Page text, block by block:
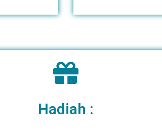
Hadiah :